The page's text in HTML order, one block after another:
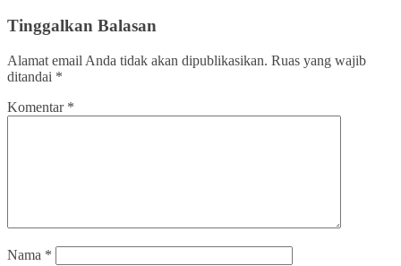
Tinggalkan Balasan
Alamat email Anda tidak akan dipublikasikan. Ruas yang wajib
ditandai *
Komentar *
Nama *